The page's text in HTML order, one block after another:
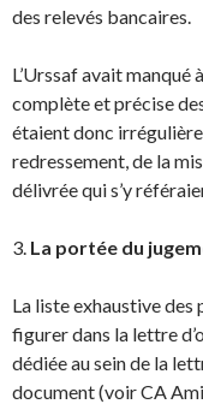
des relevés bancaires.
L’Urssaf avait
complète et précise
étaient donc
redressement, de la
délivrée qui s’y
3. La portée du
La liste exhaustive
figurer dans la lettre
dédiée au sein de la
document (voir CA